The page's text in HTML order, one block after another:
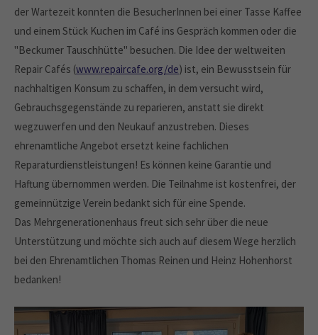
der Wartezeit konnten die BesucherInnen bei einer Tasse Kaffee
und einem Stück Kuchen im Café ins Gespräch kommen oder die
"Beckumer Tauschhütte" besuchen. Die Idee der weltweiten
Repair Cafés (www.repaircafe.org/de) ist, ein Bewusstsein für
nachhaltigen Konsum zu schaffen, in dem versucht wird,
Gebrauchsgegenstände zu reparieren, anstatt sie direkt
wegzuwerfen und den Neukauf anzustreben. Dieses
ehrenamtliche Angebot ersetzt keine fachlichen
Reparaturdienstleistungen! Es können keine Garantie und
Haftung übernommen werden. Die Teilnahme ist kostenfrei, der
gemeinnützige Verein bedankt sich für eine Spende.
Das Mehrgenerationenhaus freut sich sehr über die neue
Unterstützung und möchte sich auch auf diesem Wege herzlich
bei den Ehrenamtlichen Thomas Reinen und Heinz Hohenhorst
bedanken!